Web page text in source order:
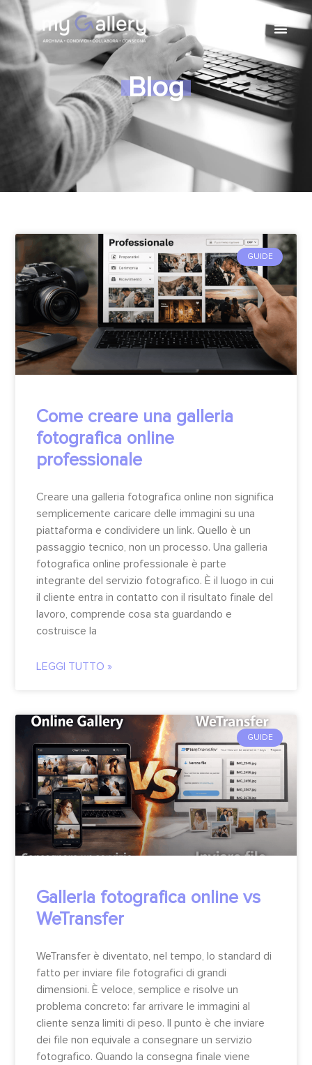
Blog
GUIDE
Come creare una galleria
fotografica online
professionale
Creare una galleria fotografica online non significa
semplicemente caricare delle immagini su una
piattaforma e condividere un link. Quello è un
passaggio tecnico, non un processo. Una galleria
fotografica online professionale è parte
integrante del servizio fotografico. È il luogo in cui
il cliente entra in contatto con il risultato finale del
lavoro, comprende cosa sta guardando e
costruisce la
LEGGI TUTTO »
GUIDE
Galleria fotografica online vs
WeTransfer
WeTransfer è diventato, nel tempo, lo standard di
fatto per inviare file fotografici di grandi
dimensioni. È veloce, semplice e risolve un
problema concreto: far arrivare le immagini al
cliente senza limiti di peso. Il punto è che inviare
dei file non equivale a consegnare un servizio
fotografico. Quando la consegna finale viene